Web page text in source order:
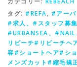
タグ: #REFA, #アー
#求人、#スタッフ募
#URBANSEA、
リビーチ#リビーチ
容#ショートヘア#シ
メンズカット#縮毛矯